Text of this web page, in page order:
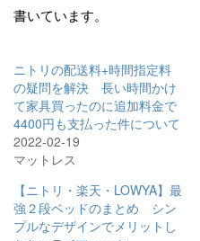
書いています。
ニトリの配送料+時間指定料
の疑問を解決 長い時間かけ
て家具買ったのに追加料金で
4400円も支払った件について
2022-02-19
マットレス
【ニトリ・楽天・LOWYA】最
強２段ベッドのまとめ シン
プルなデザインでメリットし